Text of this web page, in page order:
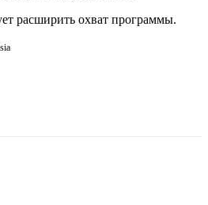
расширить охват программы.